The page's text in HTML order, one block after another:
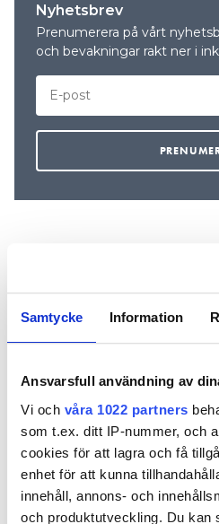
Samtycke Information
Ansvarsfull användning av
Vi och våra 1022 partners
som t.ex. ditt IP-nummer, och
cookies för att lagra och få
enhet för att kunna
innehåll, annons- och
och produktutveckling. Du kan
Nyhetsbrev
Prenumerera på vårt
och bevakningar rakt ner i
bevakar
Almedalen
Haar